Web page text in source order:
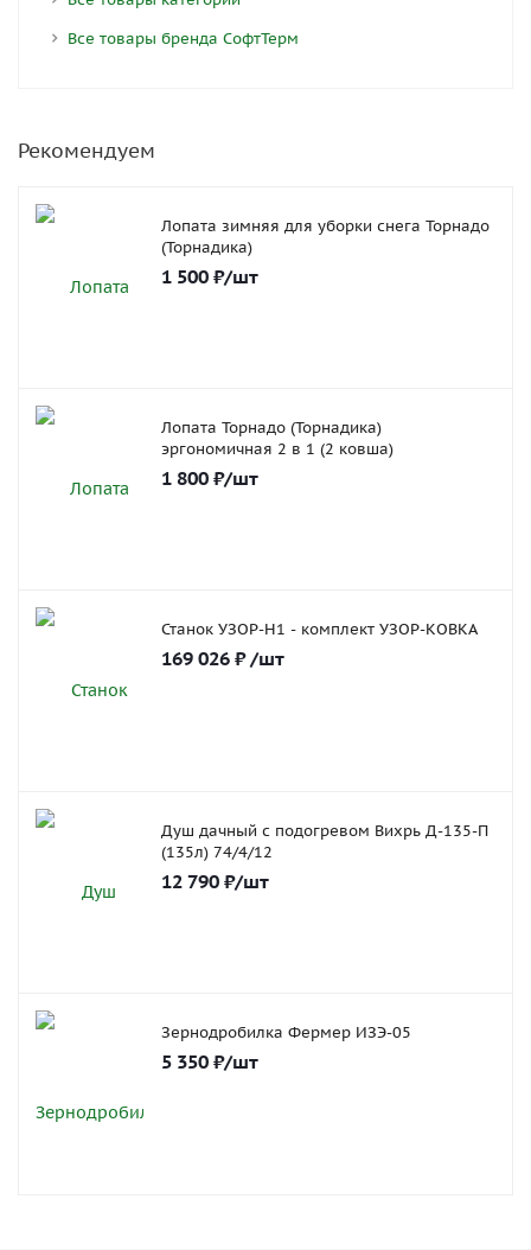
Все товары бренда СофтТерм
Рекомендуем
Лопата зимняя для уборки снега Торнадо
(Торнадика)
1 500 ₽/шт
Лопата Торнадо (Торнадика)
эргономичная 2 в 1 (2 ковша)
1 800 ₽/шт
Станок УЗОР-Н1 - комплект УЗОР-КОВКА
169 026 ₽ /шт
Душ дачный с подогревом Вихрь Д-135-П
(135л) 74/4/12
12 790 ₽/шт
Зернодробилка Фермер ИЗЭ-05
5 350 ₽/шт